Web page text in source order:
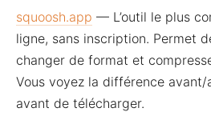
squoosh.app — L’outil le plus
ligne, sans inscription. Permet
changer de format et
Vous voyez la différence
avant de télécharger.